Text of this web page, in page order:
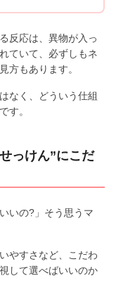
反応は、異物が入っ
ていて、必ずしもネ
方もあります。
なく、どういう仕組
す。
っけん”にこだ
いの?」そう思うマ
やすさなど、こだわ
して選べばいいのか